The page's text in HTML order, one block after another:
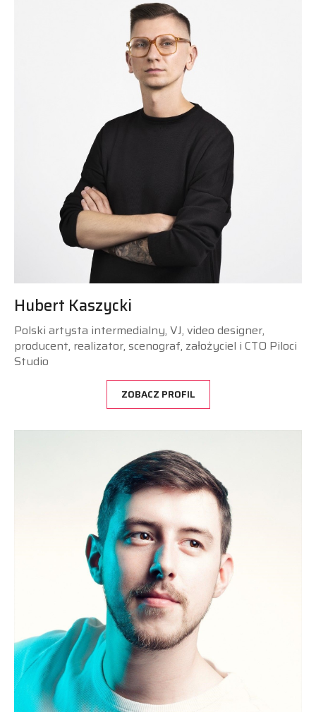
Hubert Kaszycki
Polski artysta intermedialny, VJ, video designer,
producent, realizator, scenograf, założyciel i CTO Piloci
Studio
ZOBACZ PROFIL